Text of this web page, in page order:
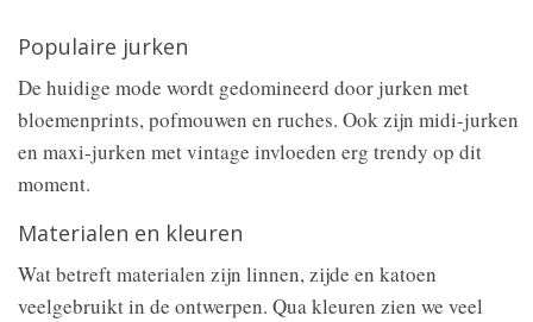
Populaire jurken
De huidige mode wordt gedomineerd door jurken met
bloemenprints, pofmouwen en ruches. Ook zijn midi-jurken
en maxi-jurken met vintage invloeden erg trendy op dit
moment.
Materialen en kleuren
Wat betreft materialen zijn linnen, zijde en katoen
veelgebruikt in de ontwerpen. Qua kleuren zien we veel